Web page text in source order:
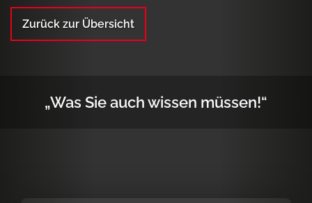
Zurück zur Übersicht
„Was Sie auch wissen müssen!“